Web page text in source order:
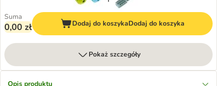
Suma
0,00 zł Dodaj do koszykaDodaj do koszyka
Pokaż szczegóły
Opis produktu